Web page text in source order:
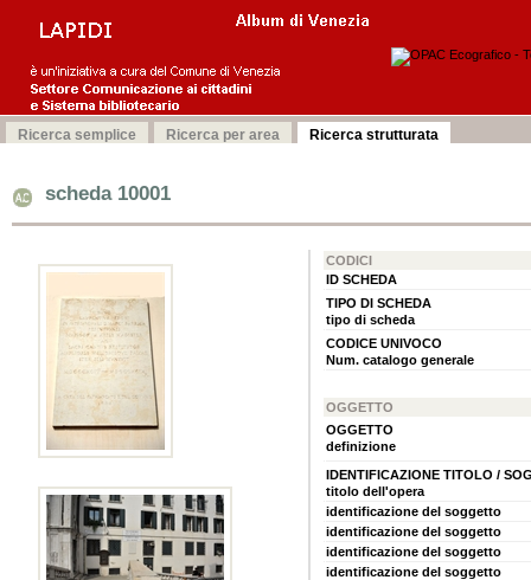
scheda 10001
CODICI
ID SCHEDA
TIPO DI SCHEDA
tipo di scheda
CODICE UNIVOCO
Num. catalogo generale
OGGETTO
OGGETTO
definizione
IDENTIFICAZIONE TITOLO /
titolo dell'opera
identificazione del soggetto
identificazione del soggetto
identificazione del soggetto
identificazione del soggetto